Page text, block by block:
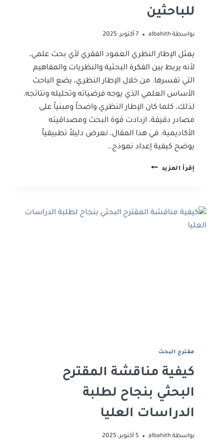
للباحثين
بواسطة albahith 7 أكتوبر، 2025
يمثل الإطار النظري العمود الفقري لأي بحث علمي،
لأنه يربط بين الفكرة البحثية والنظريات والمفاهيم
التي تفسرها. من خلال الإطار النظري، يضع الباحث
الأساس العلمي الذي يوجه فرضياته وتحليله ونتائجه.
لذلك، كلما كان الإطار النظري واضحاً ومبنياً على
مصادر دقيقة، ازدادت قوة البحث ومصداقيته
الأكاديمية. في هذا المقال، نعرض دليلاً تطبيقياً
يوضح كيفية إعداد نموذج…
إقرأ المزيد نموذج
البحث
ﻣﻘﺘﺮح اﻟﺒﺤﺚ
كيفية مناقشة المقترح
البحثي بنجاح لطلبة
الدراسات العليا
بواسطة albahith 5 أكتوبر، 2025